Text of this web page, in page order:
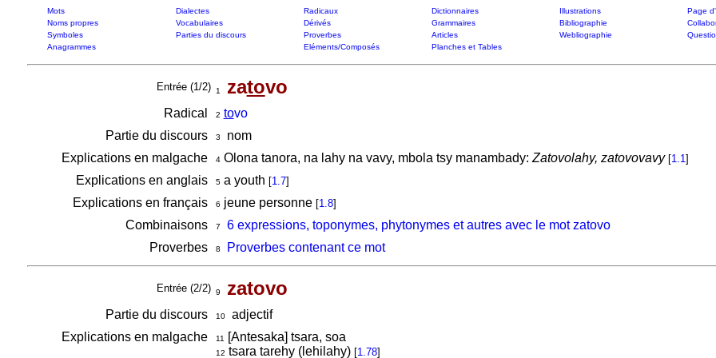
Mots Dialectes Radicaux Dictionnaires Illustrations
Page
Noms propres
Vocabulaires Dérivés Grammaires Bibliographie
Symboles
Parties du discours Proverbes Articles Webliographie
Anagrammes
Eléments/Composés Planches et Tables
Entrée (1/2) 1 zatovo
Radical 2 tovo
Partie du discours
3
nom
Explications en malgache
4Olona tanora, na lahy na vavy, mbola tsy manambady: Zatovolahy, zatovovavy [1.1]
Explications en anglais 5a youth [1.7]
Explications en français 6 jeune personne [1.8]
Combinaisons 7
6 expressions, toponymes, phytonymes et autres avec le mot zatovo
Proverbes
8 Proverbes contenant ce mot
Entrée (2/2) 9 zatovo
Partie du discours 10adjectif
Explications en malgache
11 [Antesaka] tsara, soa
12 tsara tarehy (lehilahy) [1.78]